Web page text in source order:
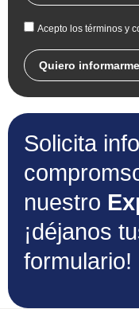
Acepto los términos y
Quiero informarme
Solicita
nuestro
¡déjanos
formulario!